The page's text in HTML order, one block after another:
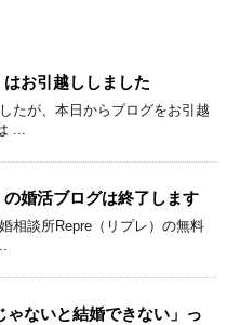
お引越ししました
たが、本日からブログをお引越
...
婚活ブログは終了します
相談所Repre（リプレ）の無料
ゃないと結婚できない」っ